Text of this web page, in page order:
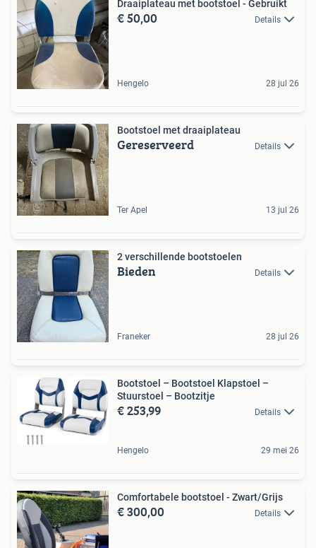
Draaiplateau met bootstoel - Gebruikt
€ 50,00 Details
Hengelo 28 jul 26
Bootstoel met draaiplateau
Gereserveerd Details
Ter Apel 13 jul 26
2 verschillende bootstoelen
Bieden Details
Franeker 28 jul 26
Bootstoel – Bootstoel Klapstoel –
Stuurstoel – Bootzitje
€ 253,99 Details
Hengelo 29 mei 26
Comfortabele bootstoel - Zwart/Grijs
€ 300,00 Details